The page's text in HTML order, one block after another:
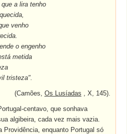
a lira tenho
venho
o engenho
metida
tristeza".
(Camões, Os Lusíadas , X, 145).
centavo, que sonhava
algibeira, cada vez mais vazia.
Providência, enquanto Portugal só